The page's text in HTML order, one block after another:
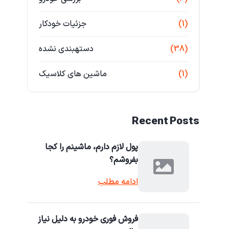
جزئیات خودکار (1)
دستهبندی نشده (38)
ماشین های کلاسیک (1)
Recent Posts
پول لازم دارم، ماشینم را کجا
بفروشم؟
ادامه مطلب
فروش فوری خودرو به دلیل نیاز